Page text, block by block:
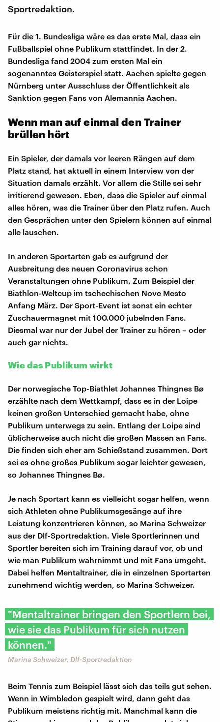
Sportredaktion.
Für die 1. Bundesliga wäre es das erste Mal, dass ein
Fußballspiel ohne Publikum stattfindet. In der 2.
Bundesliga fand 2004 zum ersten Mal ein
sogenanntes Geisterspiel statt. Aachen spielte gegen
Nürnberg unter Ausschluss der Öffentlichkeit als
Sanktion gegen Fans von Alemannia Aachen.
Wenn man auf einmal den Trainer
brüllen hört
Ein Spieler, der damals vor leeren Rängen auf dem
Platz stand, hat aktuell in einem Interview von der
Situation damals erzählt. Vor allem die Stille sei sehr
irritierend gewesen. Eben, dass die Spieler auf einmal
alles hören, was die Trainer über den Platz rufen. Auch
den Gesprächen unter den Spielern können auf einmal
alle lauschen.
In anderen Sportarten gab es aufgrund der
Ausbreitung des neuen Coronavirus schon
Veranstaltungen ohne Publikum. Zum Beispiel der
Biathlon-Weltcup im tschechischen Nove Mesto
Anfang März. Der Sport-Event ist sonst ein echter
Zuschauermagnet mit 100.000 jubelnden Fans.
Diesmal war nur der Jubel der Trainer zu hören – oder
auch gar nichts.
Wie das Publikum wirkt
Der norwegische Top-Biathlet Johannes Thingnes Bø
erzählte nach dem Wettkampf, dass es in der Loipe
keinen großen Unterschied gemacht habe, ohne
Publikum unterwegs zu sein. Entlang der Loipe sind
üblicherweise auch nicht die großen Massen an Fans.
Die finden sich eher am Schießstand zusammen. Dort
sei es ohne großes Publikum sogar leichter gewesen,
so Johannes Thingnes Bø.
Je nach Sportart kann es vielleicht sogar helfen, wenn
sich Athleten ohne Publikumsgesänge auf ihre
Leistung konzentrieren können, so Marina Schweizer
aus der Dlf-Sportredaktion. Viele Sportlerinnen und
Sportler bereiten sich im Training darauf vor, ob und
wie man Publikum wahrnimmt und mit Fans umgeht.
Dabei helfen Mentaltrainer, die in einzelnen Sportarten
zunehmend wichtig werden, so Marina Schweizer.
"Mentaltrainer bringen den Sportlern bei,
wie sie das Publikum für sich nutzen
können."
Marina Schweizer, Dlf-Sportredaktion
Beim Tennis zum Beispiel lässt sich das teils gut sehen.
Wenn in Wimbledon gespielt wird, dann geht das
Publikum meistens richtig mit. Manchmal kann die